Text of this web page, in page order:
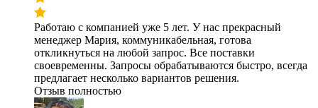
Работаю с компанией уже 5 лет. У нас прекрасный
менеджер Мария, коммуникабельная, готова
откликнуться на любой запрос. Все поставки
своевременны. Запросы обрабатываются быстро, всегда
предлагает несколько вариантов решения.
Отзыв полностью